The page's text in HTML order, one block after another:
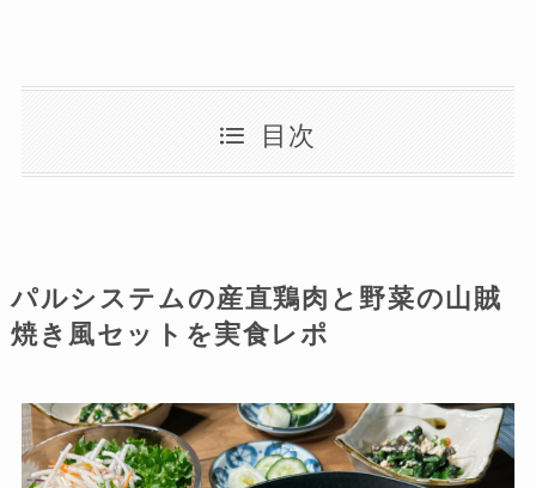
目次
パルシステムの産直鶏肉と野菜の山賊
焼き風セットを実食レポ